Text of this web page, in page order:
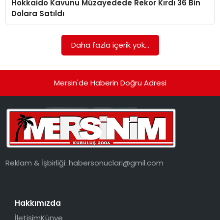
EKONOMI
Hokkaido Kavunu Müzayedede Rekor Kırdı 36 Bin
Dolara Satıldı
Daha fazla içerik yok...
Mersin'de Haberin Doğru Adresi
Reklam & İşbirliği:habersonuclari@gmil.com
Hakkımızda
İletişimKünye